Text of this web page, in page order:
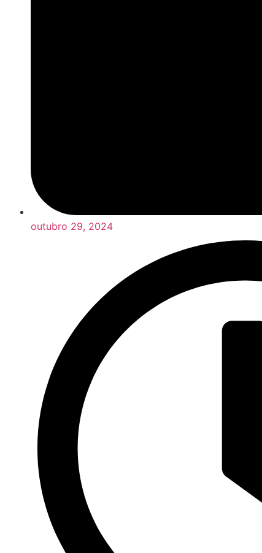
outubro 29, 2024